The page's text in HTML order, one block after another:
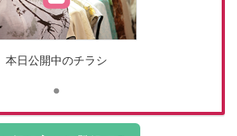
本日公開中のチラシ